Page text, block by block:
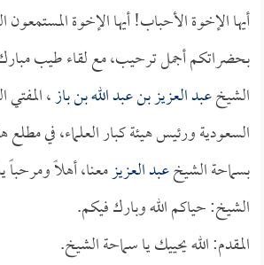
أيها الإخوة الأحباب! أيها الإخوة
بحضراتكم أجمل ترحيب، مع لقاء طيب
الشيخعبد العزيز بن عبد الله بن باز، المفتي
السعودية ورئيس هيئة كبار العلماء، في
بسماحة الشيخعبد العزيزمعنا، أهلاً
الشيخ: حياكم الله وبارك فيكم.
المقدم: الله يحييك يا سماحة الشيخ.